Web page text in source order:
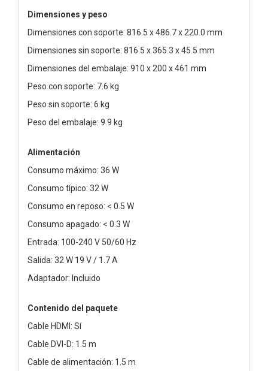
Dimensiones y peso
Dimensiones con soporte: 816.5 x 486.7 x 220.0 mm
Dimensiones sin soporte: 816.5 x 365.3 x 45.5 mm
Dimensiones del embalaje: 910 x 200 x 461 mm
Peso con soporte: 7.6 kg
Peso sin soporte: 6 kg
Peso del embalaje: 9.9 kg
Alimentación
Consumo máximo: 36 W
Consumo típico: 32 W
Consumo en reposo: < 0.5 W
Consumo apagado: < 0.3 W
Entrada: 100-240 V 50/60 Hz
Salida: 32 W 19 V / 1.7 A
Adaptador: Incluido
Contenido del paquete
Cable HDMI: Sí
Cable DVI-D: 1.5 m
Cable de alimentación: 1.5 m